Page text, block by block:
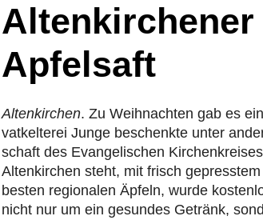
Apfelsaft
Alten­kir­chen. Zu Weih­nach­ten gab es
vat­kel­te­rei Junge beschenkte unter
schaft des Evan­ge­li­schen
Alten­kir­chen steht, mit frisch
besten regio­na­len Äpfeln, wurde
nicht nur um ein gesundes Getränk,